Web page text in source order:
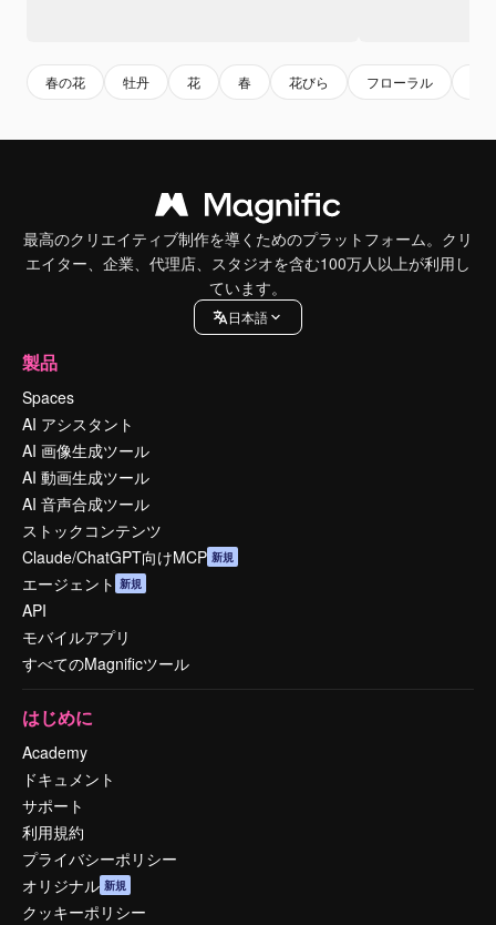
春の花 牡丹 花 春 花びら フローラル
最高のクリエイティブ制作を導くためのプラットフォーム。クリ
エイター、企業、代理店、スタジオを含む100万人以上が利用し
ています。
日本語
製品
Spaces
AI アシスタント
AI 画像生成ツール
AI 動画生成ツール
AI 音声合成ツール
ストックコンテンツ
Claude/ChatGPT向けMCP 新規
エージェント 新規
API
モバイルアプリ
すべてのMagnificツール
はじめに
Academy
ドキュメント
サポート
利用規約
プライバシーポリシー
オリジナル 新規
クッキーポリシー